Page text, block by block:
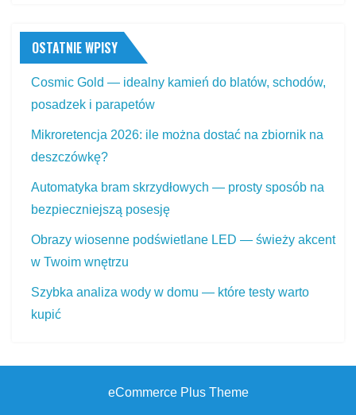
OSTATNIE WPISY
Cosmic Gold — idealny kamień do blatów, schodów,
posadzek i parapetów
Mikroretencja 2026: ile można dostać na zbiornik na
deszczówkę?
Automatyka bram skrzydłowych — prosty sposób na
bezpieczniejszą posesję
Obrazy wiosenne podświetlane LED — świeży akcent
w Twoim wnętrzu
Szybka analiza wody w domu — które testy warto
kupić
eCommerce Plus Theme